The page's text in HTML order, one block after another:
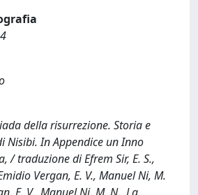
della risurrezione. Storia e
Nisibi. In Appendice un Inno
/ traduzione di Efrem Sir, E. S.,
Vergan, E. V., Manuel Ni, M.